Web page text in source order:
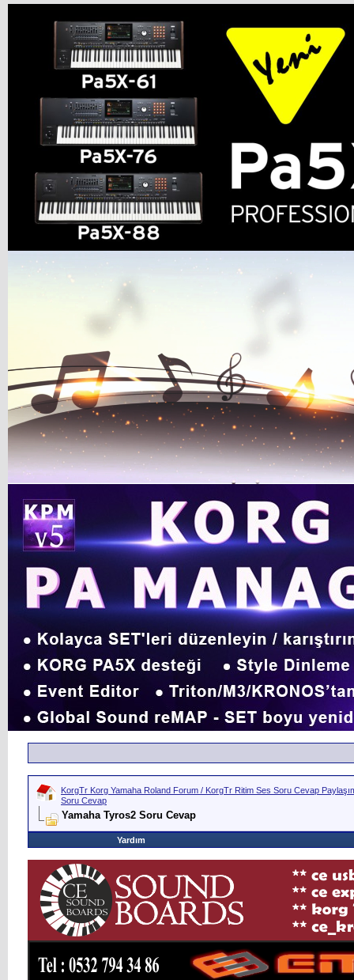
KorgTr Korg Yamaha Roland Forum / KorgTr Ritim Ses Soru Cevap
Soru Cevap
Yamaha Tyros2 Soru Cevap
Yardım